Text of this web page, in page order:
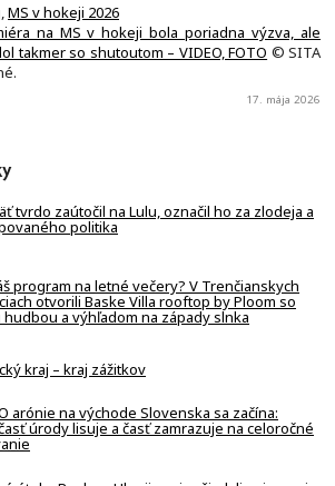
,MS v hokeji 2026
na MS v hokeji bola poriadna výzva, ale
takmer so shutoutom – VIDEO, FOTO © SITA
17. mája 2026
tvrdo zaútočil na Lulu, označil ho za zlodeja a
politika
program na letné večery? V Trenčianskych
otvorili Baske Villa rooftop by Ploom so
hudbou a výhľadom na západy slnka
kraj – kraj zážitkov
arónie na východe Slovenska sa začína:
úrody lisuje a časť zamrazuje na celoročné